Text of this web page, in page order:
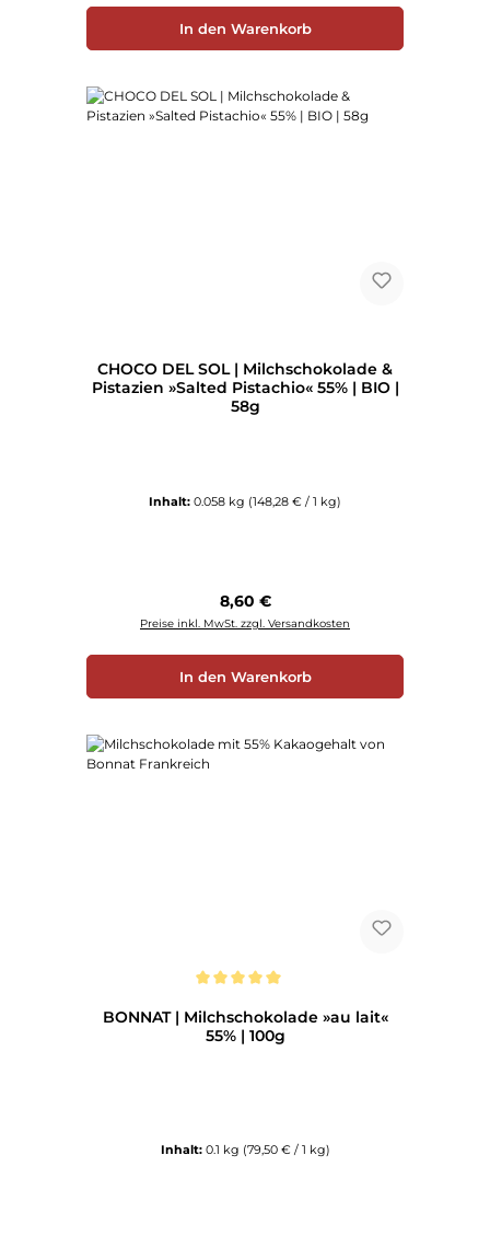
In den Warenkorb
CHOCO DEL SOL | Milchschokolade &
Pistazien »Salted Pistachio« 55% | BIO |
58g
Inhalt: 0.058 kg (148,28 € / 1 kg)
Regulärer Preis:
8,60 €
Preise inkl. MwSt. zzgl. Versandkosten
In den Warenkorb
BONNAT | Milchschokolade »au lait«
55% | 100g
Inhalt: 0.1 kg (79,50 € / 1 kg)